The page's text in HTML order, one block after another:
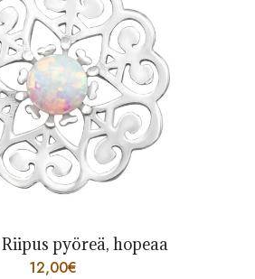
pyöreä, hopeaa
12,00€